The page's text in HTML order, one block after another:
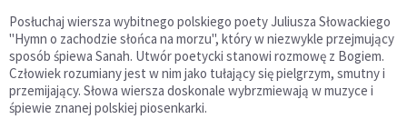
Posłuchaj wiersza wybitnego polskiego poety Juliusza Słowackiego
"Hymn o zachodzie słońca na morzu", który w niezwykle przejmujący
sposób śpiewa Sanah. Utwór poetycki stanowi rozmowę z Bogiem.
Człowiek rozumiany jest w nim jako tułający się pielgrzym, smutny i
przemijający. Słowa wiersza doskonale wybrzmiewają w muzyce i
śpiewie znanej polskiej piosenkarki.